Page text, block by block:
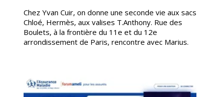
Chez Yvan Cuir, on donne une seconde vie aux sacs
Chloé, Hermès, aux valises T.Anthony. Rue des
Boulets, à la frontière du 11e et du 12e
arrondissement de Paris, rencontre avec Marius.